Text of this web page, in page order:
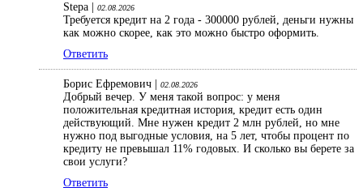
Stepa | 02.08.2026
Требуется кредит на 2 года - 300000 рублей, деньги нужны
как можно скорее, как это можно быстро оформить.
Ответить
Борис Ефремович | 02.08.2026
Добрый вечер. У меня такой вопрос: у меня
положительная кредитная история, кредит есть один
действующий. Мне нужен кредит 2 млн рублей, но мне
нужно под выгодные условия, на 5 лет, чтобы процент по
кредиту не превышал 11% годовых. И сколько вы берете за
свои услуги?
Ответить